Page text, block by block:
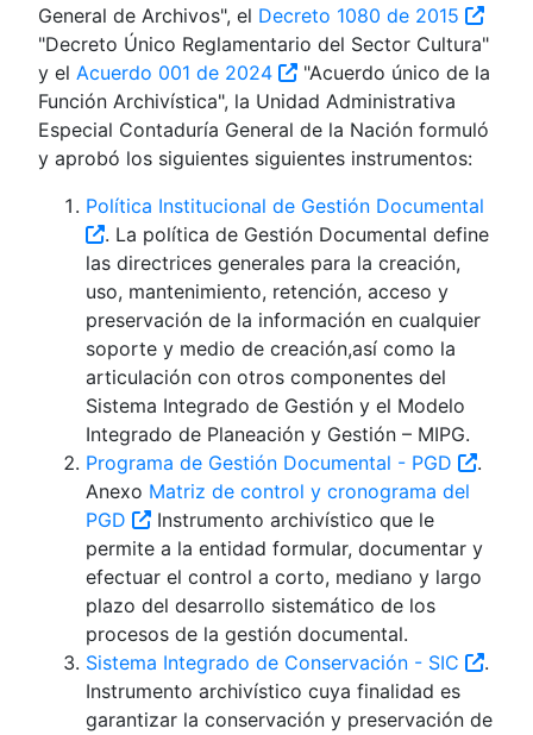
General de Archivos", el Decreto 1080 de 2015
"Decreto Único Reglamentario del Sector Cultura"
y el Acuerdo 001 de 2024
"Acuerdo único de la
Función Archivística", la Unidad Administrativa
Especial Contaduría General de la Nación formuló
y aprobó los siguientes siguientes instrumentos:
Política Institucional de Gestión Documental
. La política de Gestión Documental define
las directrices generales para la creación,
uso, mantenimiento, retención, acceso y
preservación de la información en cualquier
soporte y medio de creación,así como la
articulación con otros componentes del
Sistema Integrado de Gestión y el Modelo
Integrado de Planeación y Gestión – MIPG.
Programa de Gestión Documental - PGD
.
Anexo Matriz de control y cronograma del
PGD
Instrumento archivístico que le
permite a la entidad formular, documentar y
efectuar el control a corto, mediano y largo
plazo del desarrollo sistemático de los
procesos de la gestión documental.
Sistema Integrado de Conservación - SIC
.
Instrumento archivístico cuya finalidad es
garantizar la conservación y preservación de